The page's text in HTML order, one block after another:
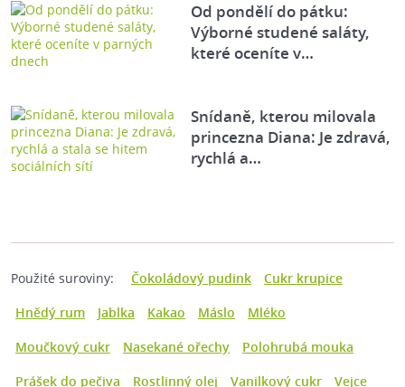
Od pondělí do pátku:
Výborné studené saláty,
které oceníte v…
Snídaně, kterou milovala
princezna Diana: Je zdravá,
rychlá a…
Použité suroviny: Čokoládový pudink
Cukr krupice
Hnědý rum
Jablka Kakao Máslo
Mléko
Moučkový cukr
Nasekané ořechy
Polohrubá mouka
Prášek do pečiva
Rostlinný olej Vanilkový cukr Vejce